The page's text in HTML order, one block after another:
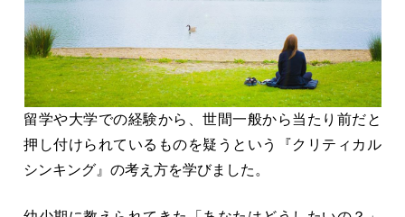
留学や大学での経験から、世間一般から当たり前だと
押し付けられているものを疑うという『クリティカル
シンキング』の考え方を学びました。